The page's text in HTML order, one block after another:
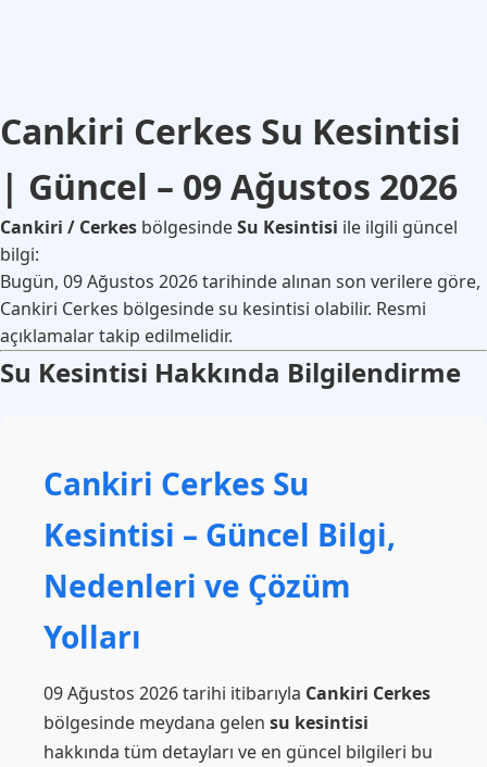
Cankiri Cerkes Su Kesintisi
| Güncel – 09 Ağustos 2026
Cankiri / Cerkes bölgesindeSu Kesintisi ile ilgili güncel
bilgi:
Bugün, 09 Ağustos 2026 tarihinde alınan son verilere göre,
Cankiri Cerkes bölgesinde su kesintisi olabilir. Resmi
açıklamalar takip edilmelidir.
Su Kesintisi Hakkında Bilgilendirme
Cankiri Cerkes Su
Kesintisi – Güncel Bilgi,
Nedenleri ve Çözüm
Yolları
09 Ağustos 2026 tarihi itibarıyla Cankiri Cerkes
bölgesinde meydana gelen su kesintisi
hakkında tüm detayları ve en güncel bilgileri bu